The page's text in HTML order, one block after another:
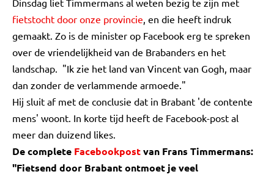
Dinsdag liet Timmermans al weten bezig te zijn met
fietstocht door onze provincie, en die heeft indruk
gemaakt. Zo is de minister op Facebook erg te spreken
over de vriendelijkheid van de Brabanders en het
landschap. "Ik zie het land van Vincent van Gogh, maar
dan zonder de verlammende armoede."
Hij sluit af met de conclusie dat in Brabant 'de contente
mens' woont. In korte tijd heeft de Facebook-post al
meer dan duizend likes.
De complete Facebookpostvan Frans Timmermans:
"Fietsend door Brabant ontmoet je veel